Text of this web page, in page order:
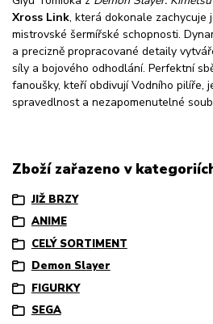
Xross Link, která dokonale zachycuje
mistrovské šermířské schopnosti.
a precizně propracované detaily
síly a bojového odhodlání. Perfektní
fanoušky, kteří obdivují Vodního pilíře,
spravedlnost a nezapomenutelné
Zboží zařazeno v
JIŽ BRZY
ANIME
CELÝ SORTIMENT
Demon Slayer
FIGURKY
SEGA